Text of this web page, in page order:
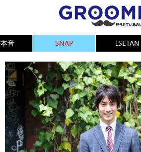
音 SNAP ISETAN